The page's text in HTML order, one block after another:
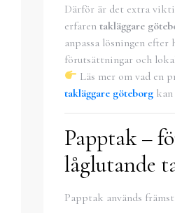
Därför är det extra
erfaren takläggare
anpassa lösningen efter
förutsättningar och
Läs mer om vad en
takläggare göteborgkan
Papptak –
låglutande
Papptak används främst